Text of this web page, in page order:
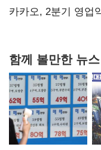
만에 다시 40%대
카카오, 2분기 영업
함께 볼만한 뉴스